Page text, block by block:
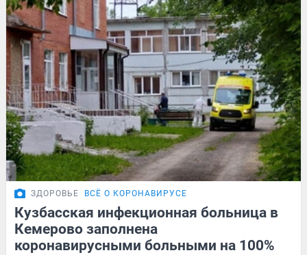
ЗДОРОВЬЕ ВСЁ О КОРОНАВИРУСЕ
Кузбасская инфекционная больница в
Кемерово заполнена
коронавирусными больными на 100%